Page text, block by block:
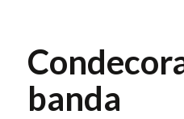
banda